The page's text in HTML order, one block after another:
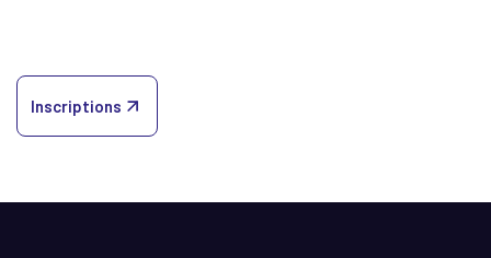
Inscriptions